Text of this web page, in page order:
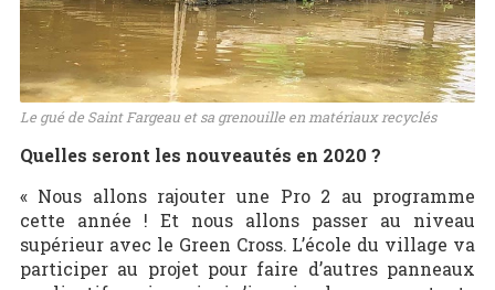
Le gué de Saint Fargeau et sa grenouille en matériaux recyclés
Quelles seront les nouveautés en 2020 ?
« Nous allons rajouter une Pro 2 au programme
cette année ! Et nous allons passer au niveau
supérieur avec le Green Cross. L’école du village va
participer au projet pour faire d’autres panneaux